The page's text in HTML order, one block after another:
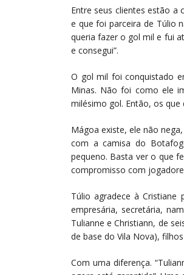
Entre seus clientes estão a
e que foi parceira de Túlio
queria fazer o gol mil e fui
e consegui”.
O gol mil foi conquistado
Minas. Não foi como ele
milésimo gol. Então, os que
Mágoa existe, ele não
com a camisa do
pequeno. Basta ver o que
compromisso com
Túlio agradece à
empresária, secretária,
Tulianne e Christiann, de
de base do Vila Nova),
Com uma diferença.